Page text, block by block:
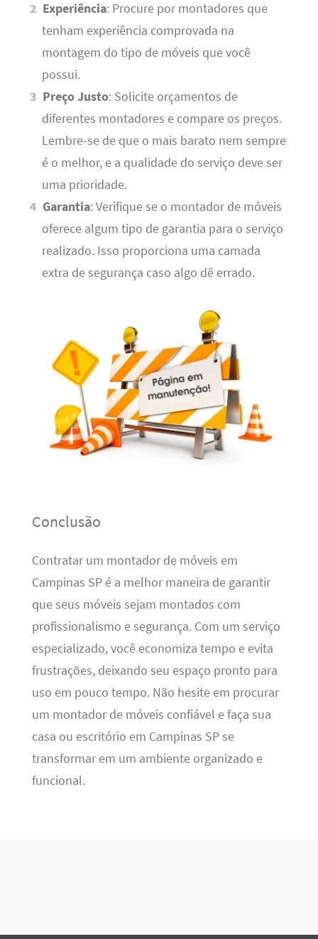
Experiência: Procure por montadores que
tenham experiência comprovada na
montagem do tipo de móveis que você
possui.
Preço Justo: Solicite orçamentos de
diferentes montadores e compare os preços.
Lembre-se de que o mais barato nem sempre
é o melhor, e a qualidade do serviço deve ser
uma prioridade.
Garantia: Verifique se o montador de móveis
oferece algum tipo de garantia para o serviço
realizado. Isso proporciona uma camada
extra de segurança caso algo dê errado.
Conclusão
Contratar um montador de móveis em
Campinas SP é a melhor maneira de garantir
que seus móveis sejam montados com
profissionalismo e segurança. Com um serviço
especializado, você economiza tempo e evita
frustrações, deixando seu espaço pronto para
uso em pouco tempo. Não hesite em procurar
um montador de móveis confiável e faça sua
casa ou escritório em Campinas SP se
transformar em um ambiente organizado e
funcional.